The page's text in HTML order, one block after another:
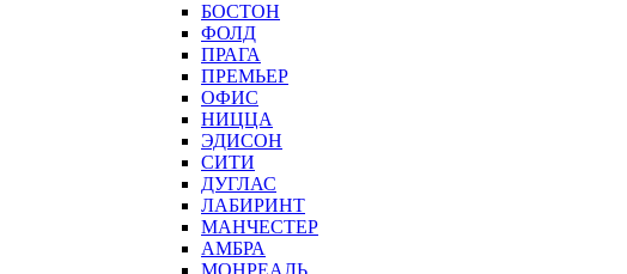
БОСТОН
ФОЛД
ПРАГА
ПРЕМЬЕР
ОФИС
НИЦЦА
ЭДИСОН
СИТИ
ДУГЛАС
ЛАБИРИНТ
МАНЧЕСТЕР
АМБРА
МОНРЕАЛЬ